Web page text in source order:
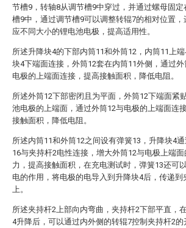
节槽9，转轴8从调节槽9中穿过，并通过螺母固定
槽9中，通过调节槽9可以调整转辊7的相对位置，
应不同大小的锂电池电极，提高适用性。
所述升降块4的下部内筒11和外筒12，内筒11上
块4下端面连接，外筒12套在内筒11外侧，通过外
电极的上端面连接，提高接触面积，降低电阻。
所述外筒12下部密闭且为平面，外筒12下端面紧
池电极的上端面，通过外筒12与电极的上端面连
接触面积，降低电阻。
所述内筒11和外筒12之间设有弹簧13，升降块4
16与夹持杆2电性连接，增大外筒12与电极上端面
力，提高接触面积，在充电测试时，弹簧13还可
电的作用，将电极的电导入到升降块4后，传递到
上。
所述夹持杆2上部向内弯曲，夹持杆2下部平直，
4升降后，可以通过内外侧的转辊7控制夹持杆2的